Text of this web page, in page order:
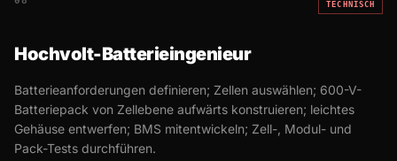
TECHNISCH
Hochvolt-Batterieingenieur
Batterieanforderungen definieren; Zellen auswählen; 600-V-
Batteriepack von Zellebene aufwärts konstruieren; leichtes
Gehäuse entwerfen; BMS mitentwickeln; Zell-, Modul- und
Pack-Tests durchführen.